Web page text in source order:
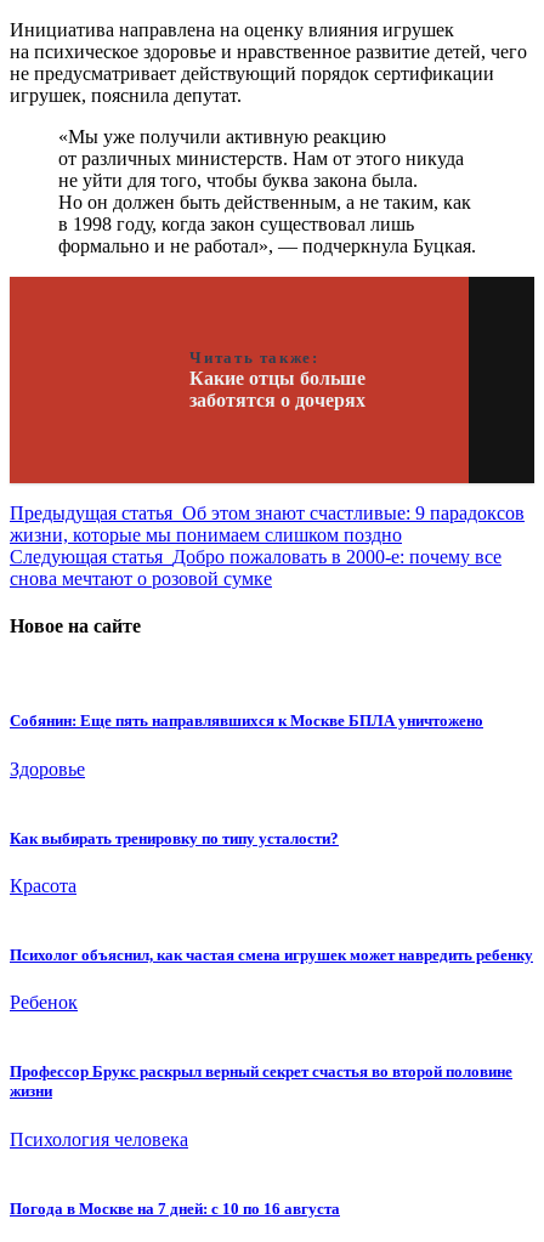
Инициатива направлена на оценку влияния игрушек
на психическое здоровье и нравственное развитие детей, чего
не предусматривает действующий порядок сертификации
игрушек, пояснила депутат.
«Мы уже получили активную реакцию
от различных министерств. Нам от этого никуда
не уйти для того, чтобы буква закона была.
Но он должен быть действенным, а не таким, как
в 1998 году, когда закон существовал лишь
формально и не работал», — подчеркнула Буцкая.
Читать также:
Какие отцы больше
заботятся о дочерях
Предыдущая статья Об этом знают счастливые: 9 парадоксов
жизни, которые мы понимаем слишком поздно
Следующая статья Добро пожаловать в 2000-е: почему все
снова мечтают о розовой сумке
Новое на сайте
Собянин: Еще пять направлявшихся к Москве БПЛА уничтожено
Здоровье
Как выбирать тренировку по типу усталости?
Красота
Психолог объяснил, как частая смена игрушек может навредить ребенку
Ребенок
Профессор Брукс раскрыл верный секрет счастья во второй половине
жизни
Психология человека
Погода в Москве на 7 дней: с 10 по 16 августа